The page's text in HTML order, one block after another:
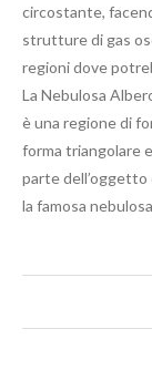
circostante,
strutture di gas
regioni dove
La Nebulosa
è una regione di
forma triangolare
parte dell’oggetto
la famosa